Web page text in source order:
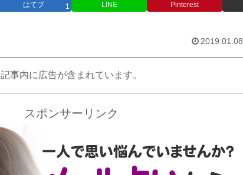
はてブ 1 LINE Pinterest
2019.01.08
記事内に広告が含まれています。
スポンサーリンク